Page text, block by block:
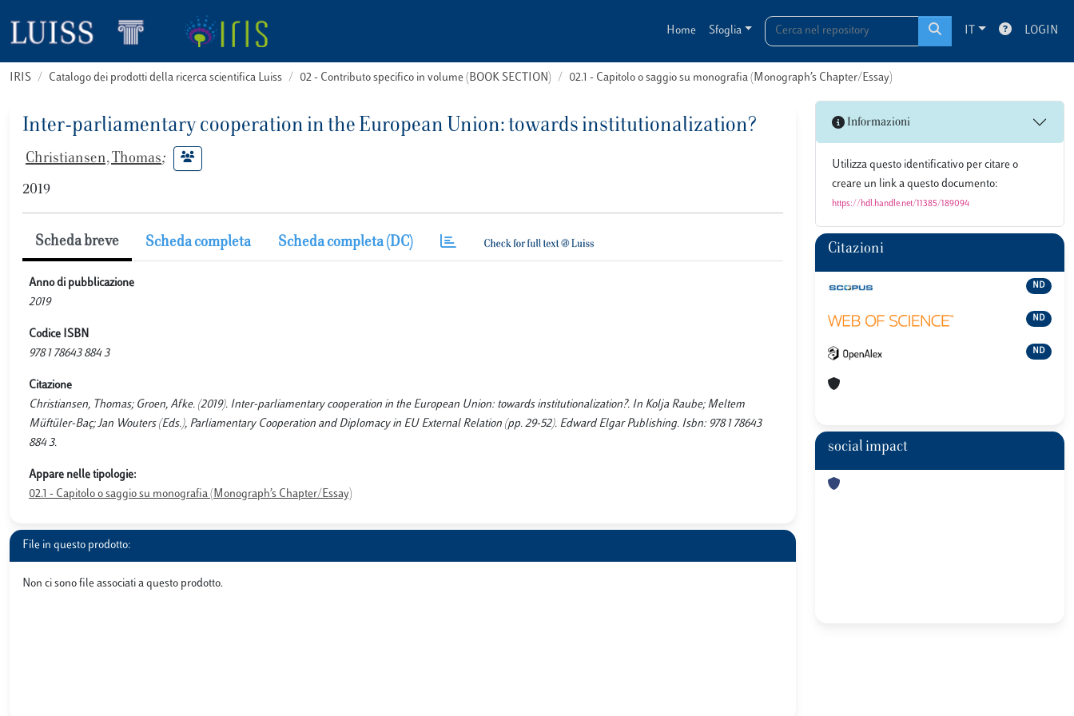
Home Sfoglia IT LOGIN
IRIS Catalogo dei prodotti della ricerca scientifica Luiss 02 - Contributo specifico in volume (BOOK SECTION) 02.1 - Capitolo o saggio su monografia (Monograph’s Chapter/Essay)
Inter-parliamentary cooperation in the European Union: towards institutionalization?
Christiansen, Thomas;
2019
Scheda breve Scheda completa Scheda completa (DC)
Anno di pubblicazione
2019
Codice ISBN
978 1 78643 884 3
Citazione
Christiansen, Thomas; Groen, Afke. (2019). Inter-parliamentary cooperation in the European Union: towards institutionalization?. In Kolja Raube; Meltem
Müftüler-Baç; Jan Wouters (Eds.), Parliamentary Cooperation and Diplomacy in EU External Relation (pp. 29-52). Edward Elgar Publishing. Isbn: 978 1 78643
884 3.
Appare nelle tipologie:
02.1 - Capitolo o saggio su monografia (Monograph’s Chapter/Essay)
File in questo prodotto:
Non ci sono file associati a questo prodotto.
Informazioni
Utilizza questo identificativo per citare o
creare un link a questo documento:
https://hdl.handle.net/11385/189094
Citazioni
ND
ND
ND
social impact